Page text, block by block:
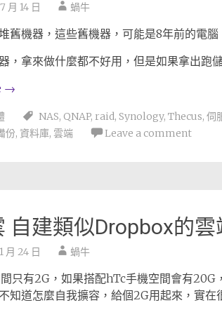
月 14 日 蝸牛
舊機器，這些舊機器，可能是8年前的電
，拿來做什麼都不好用，但是如果拿出跑
→
NAS, QNAP, raid, Synology, Thecus, 伺
份, 資料庫, 雲端 Leave a comment
自建類似Dropbox的雲
月 24 日 蝸牛
只有2G，如果搭配hTc手機空間會有20G
知道怎麼自我擴容，給個2G用起來，實在